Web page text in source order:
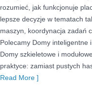
rozumieć, jak funkcjonuje
lepsze decyzje w tematach
maszyn, koordynacja zadań
Polecamy Domy inteligentne
Domy szkieletowe i
praktyce: zamiast pustych
Read More ]